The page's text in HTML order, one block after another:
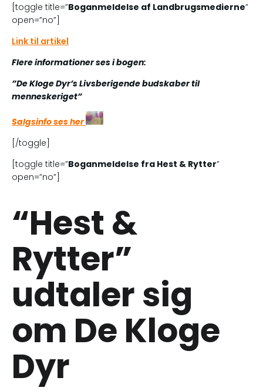
[toggle title=”Boganmeldelse af Landbrugsmedierne”
open=”no”]
Link til artikel
Flere informationer ses i bogen:
”De Kloge Dyr’s Livsberigende budskaber til
menneskeriget”
Salgsinfo ses her
[/toggle]
[toggle title=”Boganmeldelse fra Hest & Rytter”
open=”no”]
“Hest &
Rytter”
udtaler sig
om De Kloge
Dyr